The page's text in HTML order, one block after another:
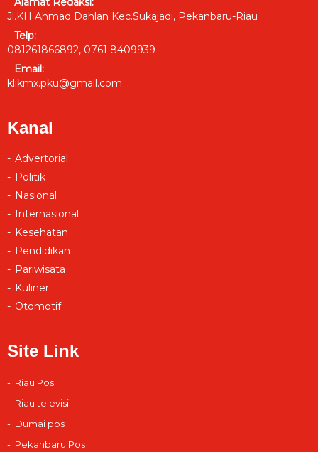
Jl.KH Ahmad Dahlan Kec.Sukajadi, Pekanbaru-Riau
Telp:
081261866892, 0761 8409939
Email:
klikmx.pku@gmail.com
Kanal
Advertorial
Politik
Nasional
Internasional
Kesehatan
Pendidikan
Pariwisata
Kuliner
Otomotif
Site Link
Riau Pos
Riau televisi
Dumai pos
Pekanbaru Pos